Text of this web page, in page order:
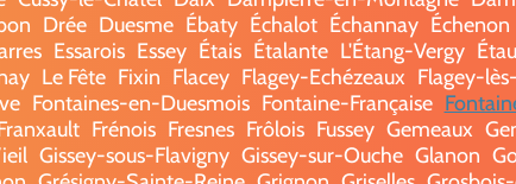
Drée Duesme Ébaty Échalot Échannay Échenon
Essarois Essey Étais Étalante L'Étang-Vergy
Le Fête Fixin Flacey Flagey-Echézeaux Flagey-
Fontaines-en-Duesmois Fontaine-Française
Frénois Fresnes Frôlois Fussey Gemeaux
Gissey-sous-Flavigny Gissey-sur-Ouche Glanon